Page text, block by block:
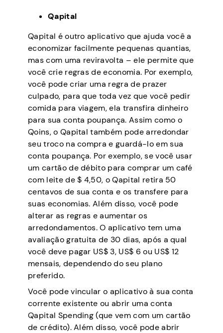
Qapital
Qapital é outro aplicativo que ajuda você a
economizar facilmente pequenas quantias,
mas com uma reviravolta – ele permite que
você crie regras de economia. Por exemplo,
você pode criar uma regra de prazer
culpado, para que toda vez que você pedir
comida para viagem, ela transfira dinheiro
para sua conta poupança. Assim como o
Qoins, o Qapital também pode arredondar
seu troco na compra e guardá-lo em sua
conta poupança. Por exemplo, se você usar
um cartão de débito para comprar um café
com leite de $ 4,50, o Qapital retira 50
centavos de sua conta e os transfere para
suas economias. Além disso, você pode
alterar as regras e aumentar os
arredondamentos. O aplicativo tem uma
avaliação gratuita de 30 dias, após a qual
você deve pagar US$ 3, US$ 6 ou US$ 12
mensais, dependendo do seu plano
preferido.
Você pode vincular o aplicativo à sua conta
corrente existente ou abrir uma conta
Qapital Spending (que vem com um cartão
de crédito). Além disso, você pode abrir